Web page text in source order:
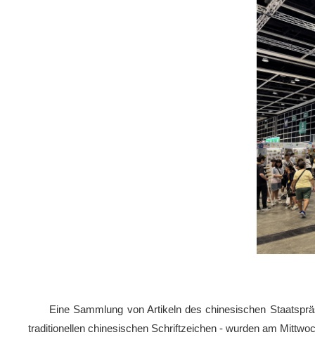
Eine Sammlung von Artikeln des chinesischen
traditionellen chinesischen Schriftzeichen - wurden am